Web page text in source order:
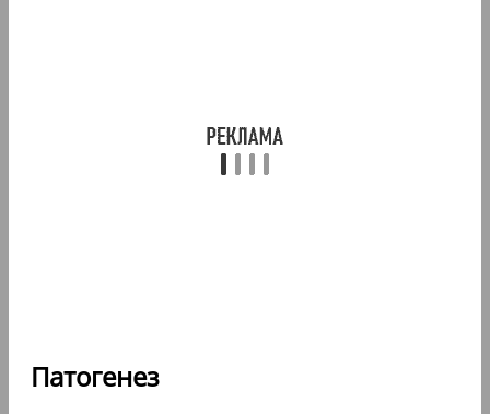
Патогенез